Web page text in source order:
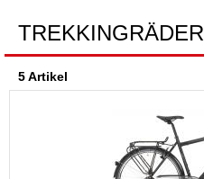
TREKKINGRÄDER
5 Artikel